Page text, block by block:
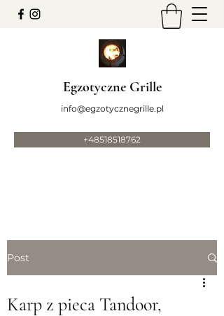
Egzotyczne Grille
info@egzotycznegrille.pl
+48518518762
Post
Karp z pieca Tandoor,